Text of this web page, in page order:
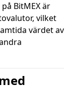
BitMEX är
vilket
värdet av